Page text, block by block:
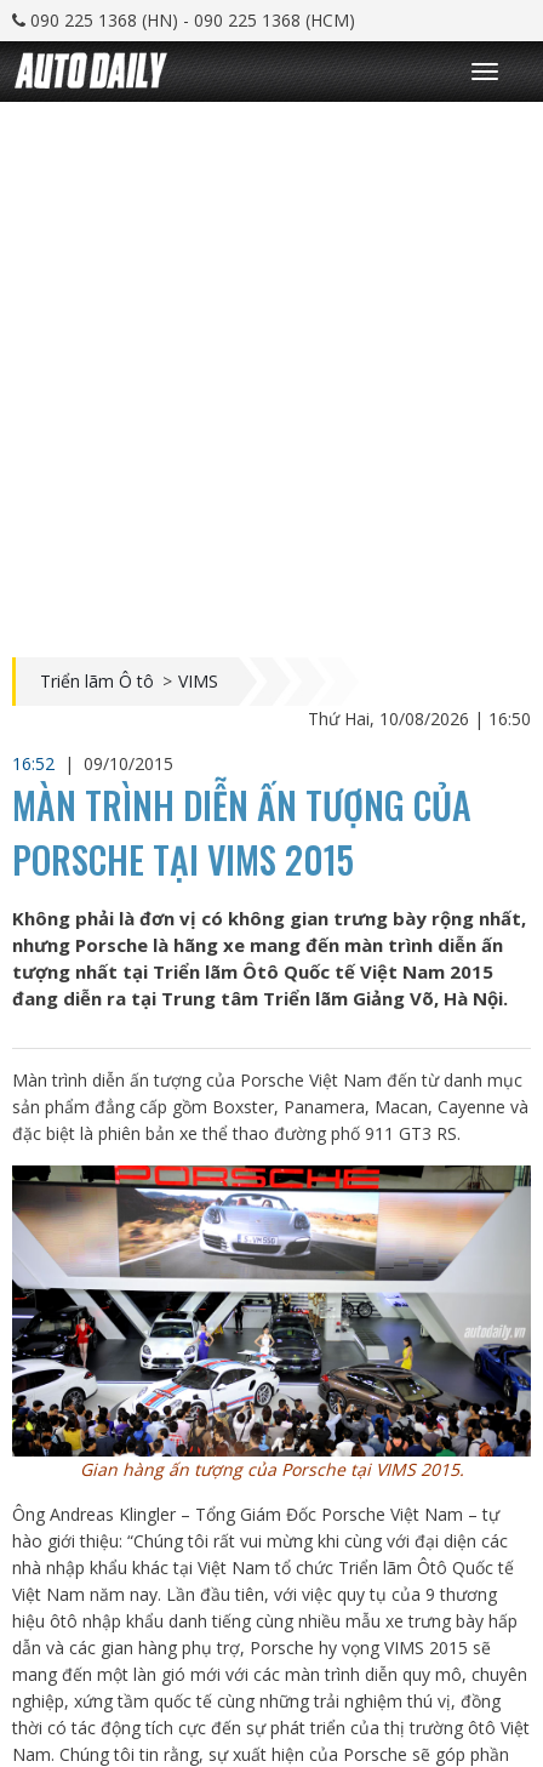
090 225 1368 (HN) - 090 225 1368 (HCM)
T
o
g
Triển lãm Ô tô > VIMS
Thứ Hai, 10/08/2026 | 16:50
16:52 | 09/10/2015
MÀN TRÌNH DIỄN ẤN TƯỢNG CỦA
PORSCHE TẠI VIMS 2015
Không phải là đơn vị có không gian trưng bày rộng nhất,
nhưng Porsche là hãng xe mang đến màn trình diễn ấn
tượng nhất tại Triển lãm Ôtô Quốc tế Việt Nam 2015
đang diễn ra tại Trung tâm Triển lãm Giảng Võ, Hà Nội.
Màn trình diễn ấn tượng của Porsche Việt Nam đến từ danh mục
sản phẩm đẳng cấp gồm Boxster, Panamera, Macan, Cayenne và
đặc biệt là phiên bản xe thể thao đường phố 911 GT3 RS.
Gian hàng ấn tượng của Porsche tại VIMS 2015.
Ông Andreas Klingler – Tổng Giám Đốc Porsche Việt Nam – tự
hào giới thiệu: “Chúng tôi rất vui mừng khi cùng với đại diện các
nhà nhập khẩu khác tại Việt Nam tổ chức Triển lãm Ôtô Quốc tế
Việt Nam năm nay. Lần đầu tiên, với việc quy tụ của 9 thương
hiệu ôtô nhập khẩu danh tiếng cùng nhiều mẫu xe trưng bày hấp
dẫn và các gian hàng phụ trợ, Porsche hy vọng VIMS 2015 sẽ
mang đến một làn gió mới với các màn trình diễn quy mô, chuyên
nghiệp, xứng tầm quốc tế cùng những trải nghiệm thú vị, đồng
thời có tác động tích cực đến sự phát triển của thị trường ôtô Việt
Nam. Chúng tôi tin rằng, sự xuất hiện của Porsche sẽ góp phần